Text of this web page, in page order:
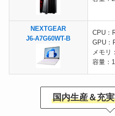
NEXTGEAR
J6-A7G60WT-B
CPU：
GPU：
メモリ
容量：
国内生産＆充